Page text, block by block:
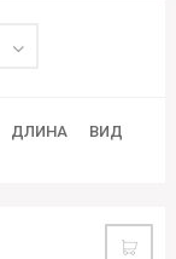
ДЛИНА
ВИД